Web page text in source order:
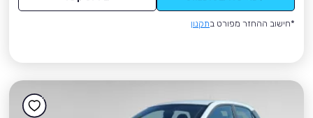
*חישוב ההחזר מפורט בתקנון